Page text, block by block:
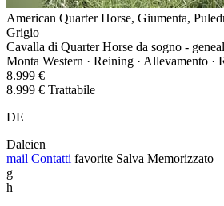
American Quarter Horse, Giumenta,
Grigio
Cavalla di Quarter Horse da sogno -
Monta Western · Reining · Allevamento ·
8.999 €
8.999 € Trattabile
DE
Daleien
mail Contatti favorite Salva Memorizzato
g
h